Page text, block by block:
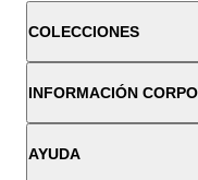
COLECCIONES
INFORMACIÓN
AYUDA